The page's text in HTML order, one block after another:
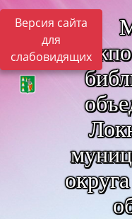
Версия сайта
для
слабовидящих